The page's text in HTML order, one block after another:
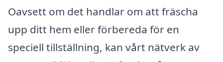
Oavsett om det handlar om att fräscha
upp ditt hem eller förbereda för en
speciell tillställning, kan vårt nätverk av